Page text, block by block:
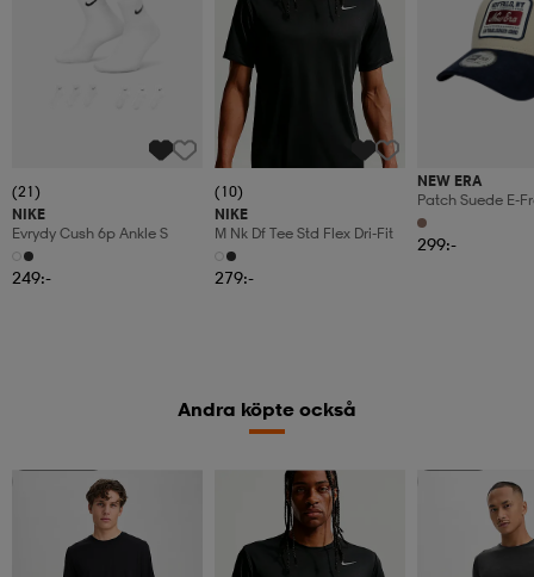
(21)
NIKE
Evrydy Cush 6p Ankle S
249:-
(10)
NIKE
M Nk Df Tee Std Flex Dri-Fit
279:-
NEW ERA
Patch Suede E-
Newera
299:-
Andra köpte också
Kolla priset